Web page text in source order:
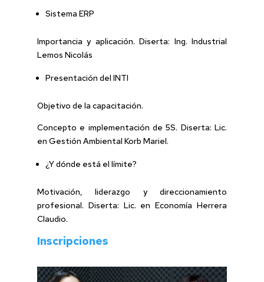
Sistema ERP
Importancia y aplicación. Diserta: Ing. Industrial
Lemos Nicolás
Presentación del INTI
Objetivo de la capacitación.
Concepto e implementación de 5S. Diserta: Lic.
en Gestión Ambiental Korb Mariel.
¿Y dónde está el límite?
Motivación, liderazgo y direccionamiento
profesional. Diserta: Lic. en Economía Herrera
Claudio.
Inscripciones